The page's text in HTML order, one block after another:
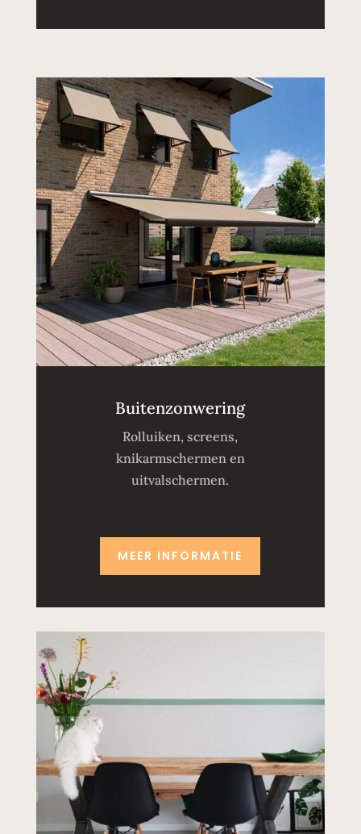
Buitenzonwering
Rolluiken, screens,
knikarmschermen en
uitvalschermen.
MEER INFORMATIE